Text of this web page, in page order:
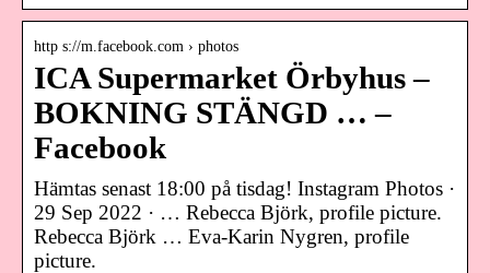
http s://m.facebook.com › photos
ICA Supermarket Örbyhus –
BOKNING STÄNGD … –
Facebook
Hämtas senast 18:00 på tisdag! Instagram Photos ·
29 Sep 2022 · … Rebecca Björk, profile picture.
Rebecca Björk … Eva-Karin Nygren, profile
picture.